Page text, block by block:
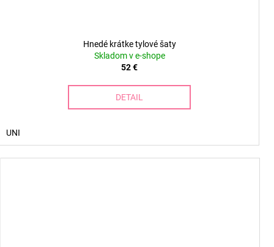
Hnedé krátke tylové šaty
Skladom v e-shope
52 €
DETAIL
UNI